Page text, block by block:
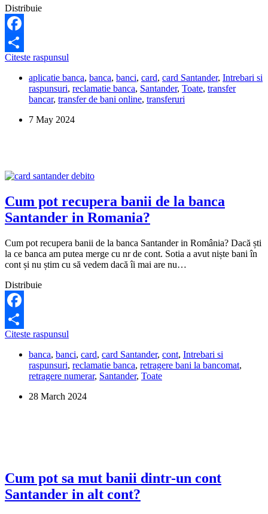
Distribuie
Facebook
Share
Citeste raspunsul
banii
de
pe
Santander,
aplicatie banca, banca, banci, card, card Santander, Intrebari si
raspunsuri, reclamatie banca, Santander, Toate, transfer
bancar, transfer de bani online, transferuri
7 May 2024
Cum pot recupera banii de la banca
Santander in Romania?
Cum pot recupera banii de la banca Santander in România? Dacă ști
la ce banca am putea merge cu nr de cont. Sotia a avut niște bani în
cont și nu știm cu să vedem dacă îi mai are nu…
Distribuie
Facebook
Share
Citeste raspunsul
recupera
banii
de
banca
banca, banci, card, card Santander, cont, Intrebari si
raspunsuri, reclamatie banca, retragere bani la bancomat,
retragere numerar, Santander, Toate
28 March 2024
Cum pot sa mut banii dintr-un cont
Santander in alt cont?